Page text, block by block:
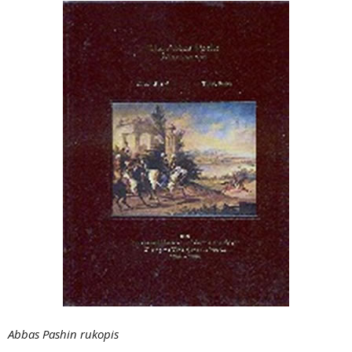
Abbas Pashin rukopis